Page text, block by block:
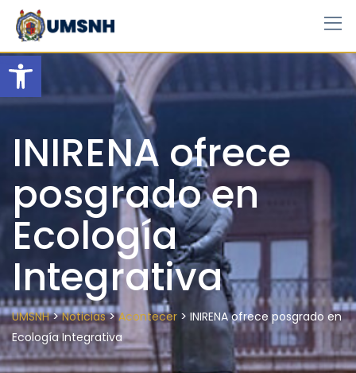
Open toolbar
Skip
content
INIRENA ofrece
posgrado en
Ecología
Integrativa
UMSNH>Noticias>Acontecer > INIRENA ofrece posgrado en
Ecología Integrativa